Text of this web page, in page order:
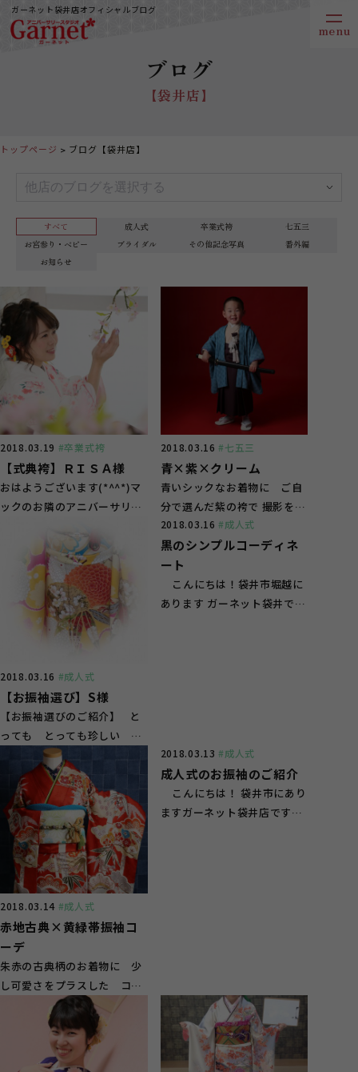
ガーネット袋井店オフィシャルブログ
ブログ
【袋井店】
2018.03.19 #卒業式袴
【式典袴】ＲＩＳＡ様
おはようございます(*^^*)マ
ックのお隣のアニバーサリー
す ３月も...
2018.03.16#七五三
青×紫×クリーム
青いシックなお着物に ご自
分で選んだ紫の袴で 撮影をし
た あさひくんの ご紹介で
す 刀を持って...
2018.03.16 #成人式
【お振袖選び】S様
【お振袖選びのご紹介】 と
っても とっても珍しい ピ
ンクと黄色の お振袖を選ん
でくれま...
2018.03.16#成人式
黒のシンプルコーディネ
ート
こんにちは！袋井市堀越に
あります ガーネット袋井で
2018.03.14 #成人式
赤地古典×黄緑帯振袖コ
ーデ
朱赤の古典柄のお着物に 少
し可愛さをプラスした コー
ディネイト 寒色系の 紺
2018.03.13#成人式
成人式のお振袖のご紹介
こんにちは！ 袋井市にあり
ますガーネット袋井店です！
すべて 成人式 卒業式袴
七五三
お宮参り・ベビー
ブライダル その他記念写真
番外編
お知らせ
トップページ ブログ【袋井店】